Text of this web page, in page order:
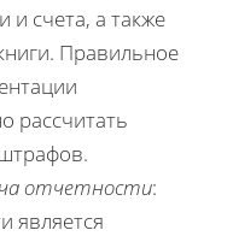
и счета, а также
Правильное
рассчитать
отчетности:
является